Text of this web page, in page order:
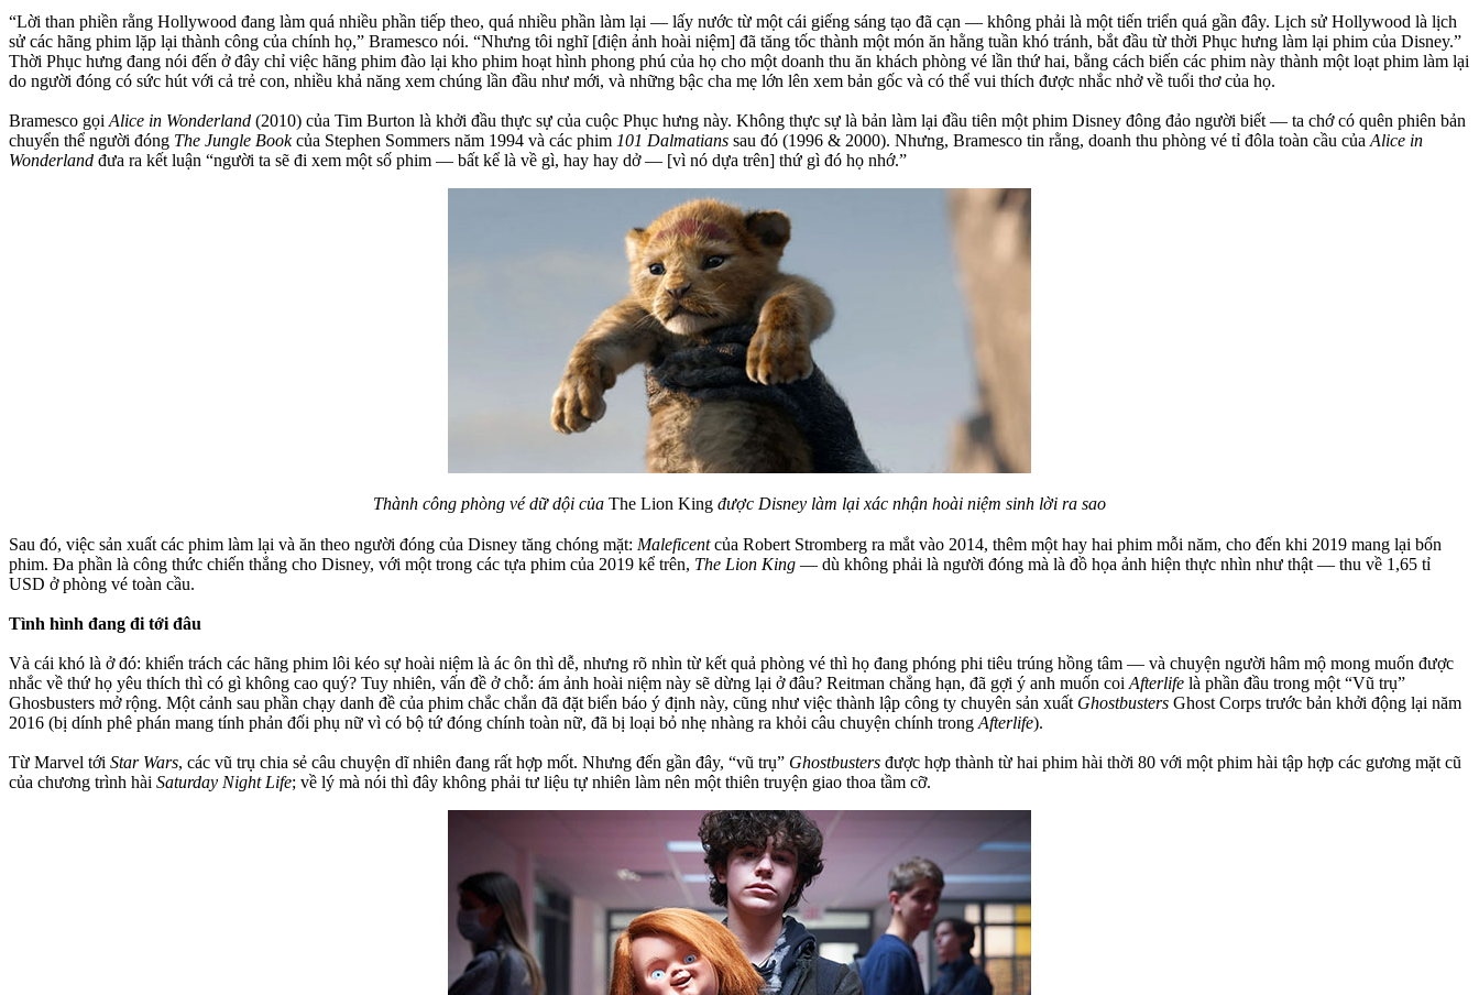
“Lời than phiền rằng Hollywood đang làm quá nhiều phần tiếp theo, quá nhiều phần làm lại — lấy nước từ một cái giếng sáng tạo đã cạn — không phải là một tiến triển quá gần đây. Lịch sử Hollywood là lịch
sử các hãng phim lặp lại thành công của chính họ,” Bramesco nói. “Nhưng tôi nghĩ [điện ảnh hoài niệm] đã tăng tốc thành một món ăn hằng tuần khó tránh, bắt đầu từ thời Phục hưng làm lại phim của Disney.”
Thời Phục hưng đang nói đến ở đây chỉ việc hãng phim đào lại kho phim hoạt hình phong phú của họ cho một doanh thu ăn khách phòng vé lần thứ hai, bằng cách biến các phim này thành một loạt phim làm lại
do người đóng có sức hút với cả trẻ con, nhiều khả năng xem chúng lần đầu như mới, và những bậc cha mẹ lớn lên xem bản gốc và có thể vui thích được nhắc nhở về tuổi thơ của họ.
Bramesco gọi Alice in Wonderland (2010) của Tim Burton là khởi đầu thực sự của cuộc Phục hưng này. Không thực sự là bản làm lại đầu tiên một phim Disney đông đảo người biết — ta chớ có quên phiên bản
chuyển thể người đóng The Jungle Bookcủa Stephen Sommers năm 1994 và các phim 101 Dalmatians sau đó (1996 & 2000). Nhưng, Bramesco tin rằng, doanh thu phòng vé tỉ đôla toàn cầu của Alice in
Wonderland đưa ra kết luận “người ta sẽ đi xem một số phim — bất kể là về gì, hay hay dở — [vì nó dựa trên] thứ gì đó họ nhớ.”
Thành công phòng vé dữ dội của The Lion King được Disney làm lại xác nhận hoài niệm sinh lời ra sao
Sau đó, việc sản xuất các phim làm lại và ăn theo người đóng của Disney tăng chóng mặt: Maleficentcủa Robert Stromberg ra mắt vào 2014, thêm một hay hai phim mỗi năm, cho đến khi 2019 mang lại bốn
phim. Đa phần là công thức chiến thắng cho Disney, với một trong các tựa phim của 2019 kể trên, The Lion King — dù không phải là người đóng mà là đồ họa ảnh hiện thực nhìn như thật — thu về 1,65 tỉ
USD ở phòng vé toàn cầu.
Tình hình đang đi tới đâu
Và cái khó là ở đó: khiển trách các hãng phim lôi kéo sự hoài niệm là ác ôn thì dễ, nhưng rõ nhìn từ kết quả phòng vé thì họ đang phóng phi tiêu trúng hồng tâm — và chuyện người hâm mộ mong muốn được
nhắc về thứ họ yêu thích thì có gì không cao quý? Tuy nhiên, vấn đề ở chỗ: ám ảnh hoài niệm này sẽ dừng lại ở đâu? Reitman chẳng hạn, đã gợi ý anh muốn coi Afterlife là phần đầu trong một “Vũ trụ”
Ghosbusters mở rộng. Một cảnh sau phần chạy danh đề của phim chắc chắn đã đặt biển báo ý định này, cũng như việc thành lập công ty chuyên sản xuất Ghostbusters Ghost Corps trước bản khởi động lại năm
2016 (bị dính phê phán mang tính phản đối phụ nữ vì có bộ tứ đóng chính toàn nữ, đã bị loại bỏ nhẹ nhàng ra khỏi câu chuyện chính trong Afterlife).
Từ Marvel tới Star Wars, các vũ trụ chia sẻ câu chuyện dĩ nhiên đang rất hợp mốt. Nhưng đến gần đây, “vũ trụ” Ghostbusters được hợp thành từ hai phim hài thời 80 với một phim hài tập hợp các gương mặt cũ
của chương trình hài Saturday Night Life; về lý mà nói thì đây không phải tư liệu tự nhiên làm nên một thiên truyện giao thoa tầm cỡ.